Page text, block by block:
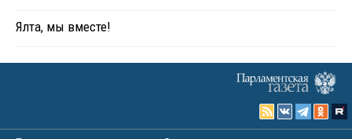
Ялта, мы вместе!